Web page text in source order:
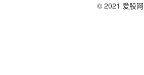
© 2021 爱股网